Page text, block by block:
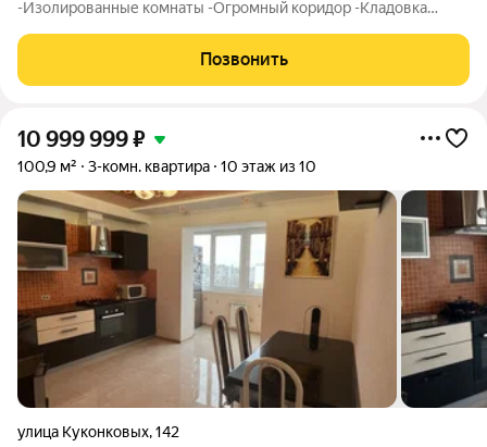
-Изолированные комнаты -Огромный коридор -Кладовка
внутридомовые, толстые стены обеспечивают хорошую
шумоизоляцию, квартира очень
Позвонить
10 999 999₽
100,9 м² 3-комн. квартира 10 этаж из 10
улица Куконковых,142